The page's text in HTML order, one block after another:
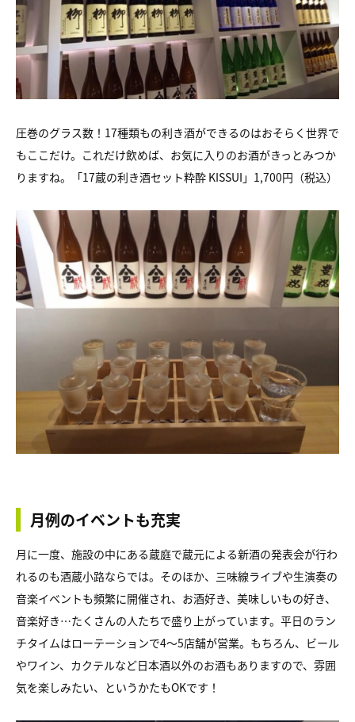
圧巻のグラス数！17種類もの利き酒ができるのはおそらく世界で
もここだけ。これだけ飲めば、お気に入りのお酒がきっとみつか
りますね。「17蔵の利き酒セット粋酔 KISSUI」1,700円（税込）
月例のイベントも充実
月に一度、施設の中にある蔵庭で蔵元による新酒の発表会が行わ
れるのも酒蔵小路ならでは。そのほか、三味線ライブや生演奏の
音楽イベントも頻繁に開催され、お酒好き、美味しいもの好き、
音楽好き…たくさんの人たちで盛り上がっています。平日のラン
チタイムはローテーションで4～5店舗が営業。もちろん、ビール
やワイン、カクテルなど日本酒以外のお酒もありますので、雰囲
気を楽しみたい、というかたもOKです！